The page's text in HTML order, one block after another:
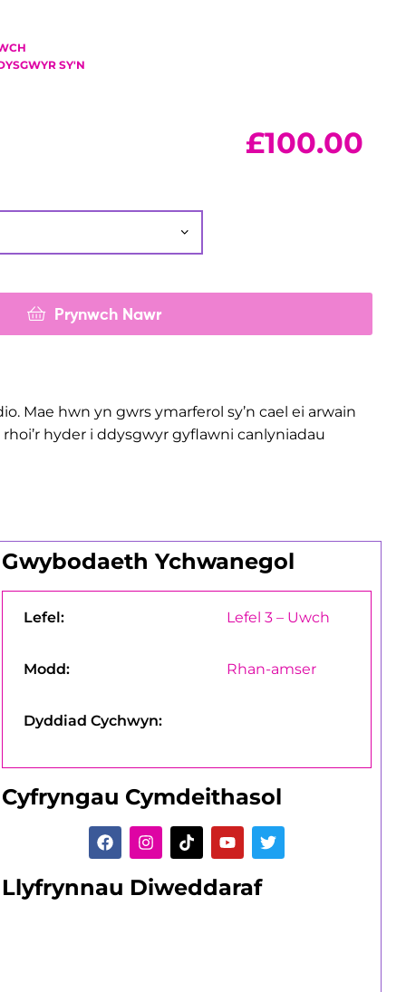
SY'N
£100.00
Prynwch Nawr
Mae hwn yn gwrs ymarferol sy’n cael ei arwain
hyder i ddysgwyr gyflawni canlyniadau
Gwybodaeth Ychwanegol
Lefel: Lefel 3 – Uwch
Modd: Rhan-amser
Dyddiad Cychwyn:
Cyfryngau Cymdeithasol
Llyfrynnau Diweddaraf